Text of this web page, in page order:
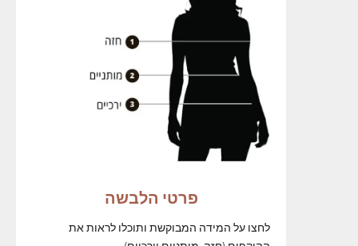
פרטי הלבשה
לחצו על המידה המבוקשת ותוכלו לראות את